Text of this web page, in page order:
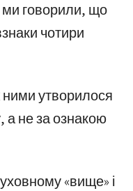
ми говорили, що
чотири
ними утворилося
а не за ознакою
«вище» і